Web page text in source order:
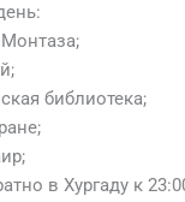
библиотека;
в Хургаду к